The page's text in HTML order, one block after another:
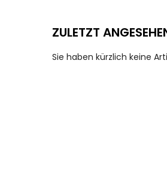
ZULETZT
Sie haben kürzlich keine